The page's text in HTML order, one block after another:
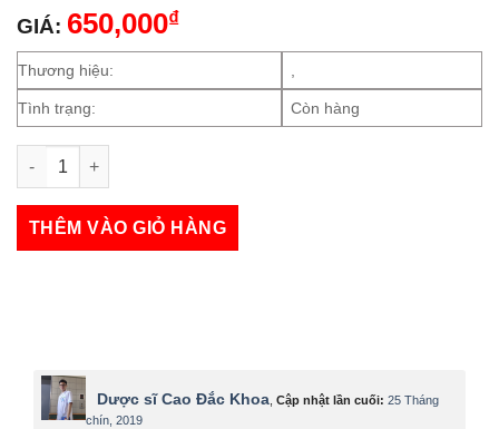
GIÁ: 650,000₫
Thương hiệu: ,
Tình trạng: Còn hàng
THÊM VÀO GIỎ HÀNG
Dược sĩ Cao Đắc Khoa Cập nhật lần cuối: 25 Tháng
chín, 2019